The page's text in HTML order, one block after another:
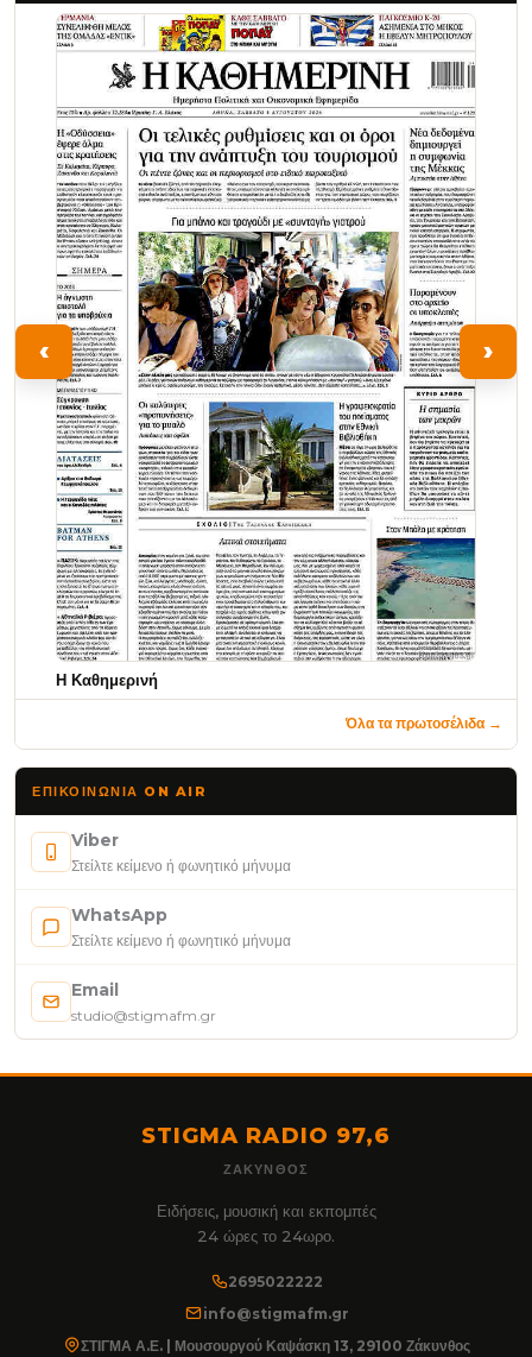
‹
Η Καθημερινή
›
Όλα τα πρωτοσέλιδα →
ΕΠΙΚΟΙΝΩΝΊΑ ON AIR
Viber
Στείλτε κείμενο ή φωνητικό μήνυμα
WhatsApp
Στείλτε κείμενο ή φωνητικό μήνυμα
Email
studio@stigmafm.gr
STIGMA RADIO 97,6
ΖΆΚΥΝΘΟΣ
Ειδήσεις, μουσική και εκπομπές
24 ώρες το 24ωρο.
2695022222
info@stigmafm.gr
ΣΤΙΓΜΑ Α.Ε. | Μουσουργού Καψάσκη 13, 29100 Ζάκυνθος